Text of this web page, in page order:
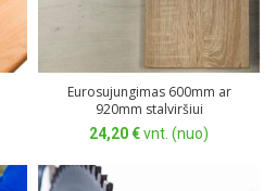
Eurosujungimas 600mm ar
920mm stalviršiui
24,20€vnt. (nuo)